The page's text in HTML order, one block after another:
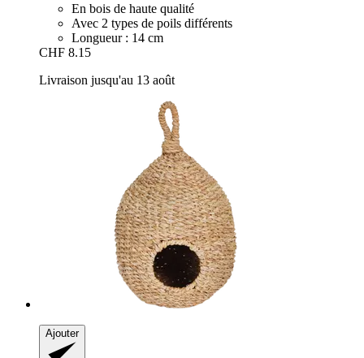
En bois de haute qualité
Avec 2 types de poils différents
Longueur : 14 cm
CHF 8.15
Livraison jusqu'au 13 août
Ajouter